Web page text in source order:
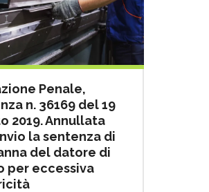
Penale,
n. 36169 del 19
2019. Annullata
la sentenza di
del datore di
per eccessiva